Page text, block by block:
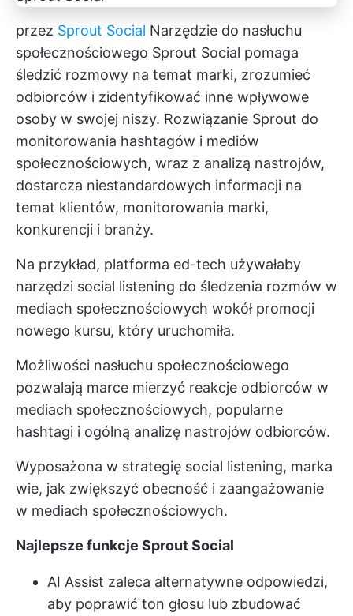
przez Sprout Social Narzędzie do nasłuchu
społecznościowego Sprout Social pomaga
śledzić rozmowy na temat marki, zrozumieć
odbiorców i zidentyfikować inne wpływowe
osoby w swojej niszy. Rozwiązanie Sprout do
monitorowania hashtagów i mediów
społecznościowych, wraz z analizą nastrojów,
dostarcza niestandardowych informacji na
temat klientów, monitorowania marki,
konkurencji i branży.
Na przykład, platforma ed-tech używałaby
narzędzi social listening do śledzenia rozmów w
mediach społecznościowych wokół promocji
nowego kursu, który uruchomiła.
Możliwości nasłuchu społecznościowego
pozwalają marce mierzyć reakcje odbiorców w
mediach społecznościowych, popularne
hashtagi i ogólną analizę nastrojów odbiorców.
Wyposażona w strategię social listening, marka
wie, jak zwiększyć obecność i zaangażowanie
w mediach społecznościowych.
Najlepsze funkcje Sprout Social
AI Assist zaleca alternatywne odpowiedzi,
aby poprawić ton głosu lub zbudować